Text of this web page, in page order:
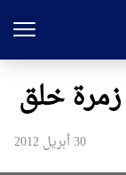
خلق
30 أبريل 2012